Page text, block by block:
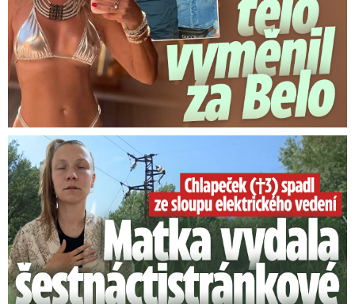
Smrtelný pád chlapce: Matka vydala vyjádření na 16 stran